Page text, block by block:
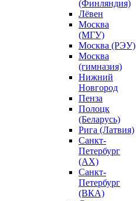
(Финляндия)
Лёвен
Москва
(МГУ)
Москва (РЭУ)
Москва
(гимназия)
Нижний
Новгород
Пенза
Полоцк
(Беларусь)
Рига (Латвия)
Санкт-
Петербург
(АХ)
Санкт-
Петербург
(ВКА)